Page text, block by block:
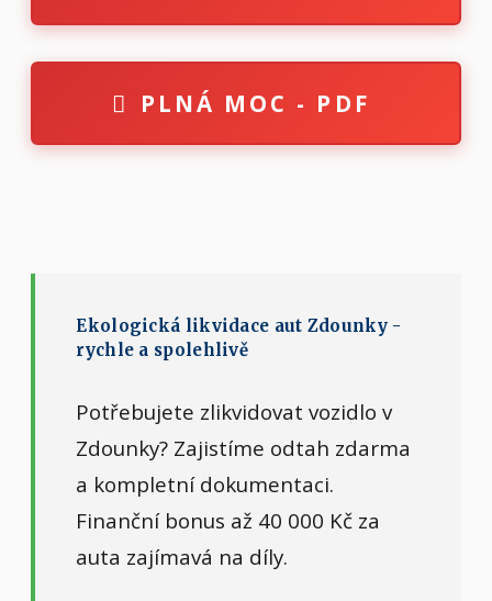
PLNÁ MOC - PDF
Ekologická likvidace aut Zdounky -
rychle a spolehlivě
Potřebujete zlikvidovat vozidlo v
Zdounky? Zajistíme odtah zdarma
a kompletní dokumentaci.
Finanční bonus až 40 000 Kč za
auta zajímavá na díly.